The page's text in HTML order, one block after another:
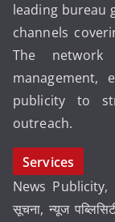
leading bureau
channels
The network
management,
publicity to
outreach.
Services
News Publicity,
सूचना, न्यूज